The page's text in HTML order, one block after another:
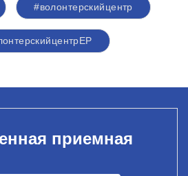
#волонтерскийцентр
приемная